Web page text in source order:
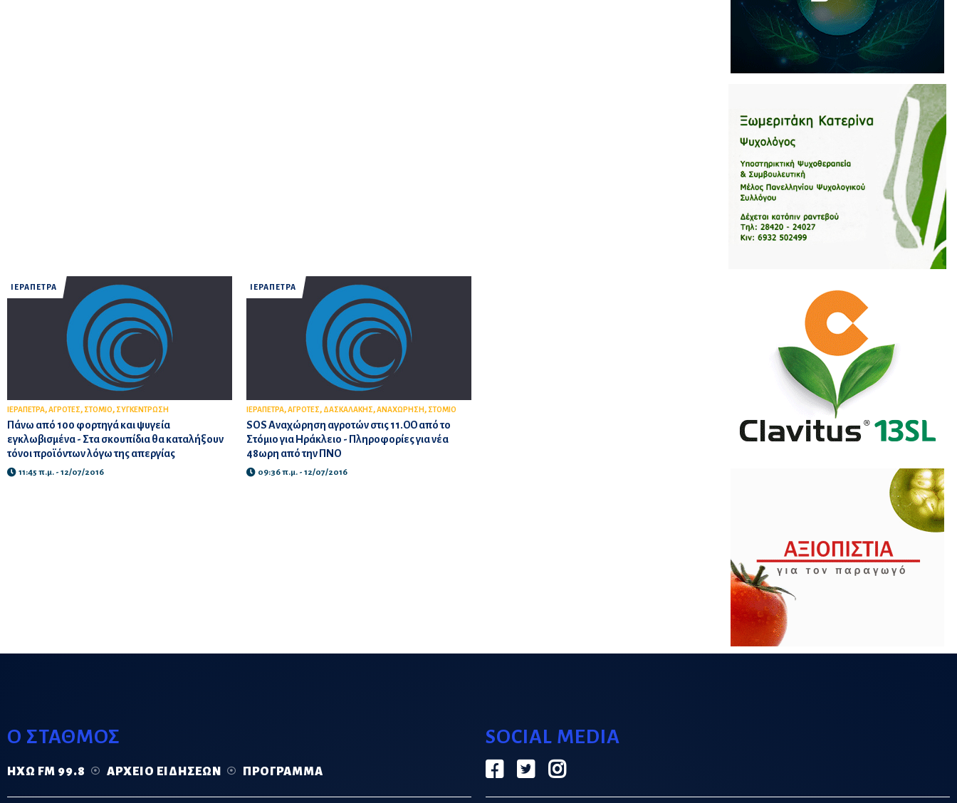
ΙΕΡΑΠΕΤΡΑ
ΙΕΡΑΠΕΤΡΑ,ΑΓΡΟΤΕΣ, ΣΤΟΜΙΟ, ΣΥΓΚΕΝΤΡΩΣΗ
Πάνω από 100 φορτηγά και ψυγεία
εγκλωβισμένα - Στα σκουπίδια θα καταλήξουν
τόνοι προϊόντων λόγω της απεργίας
11:45 π.μ. - 12/07/2016
ΙΕΡΑΠΕΤΡΑ
ΙΕΡΑΠΕΤΡΑ,ΑΓΡΟΤΕΣ, ΔΑΣΚΑΛΑΚΗΣ,ΑΝΑΧΩΡΗΣΗ, ΣΤΟΜΙΟ
SOS Αναχώρηση αγροτών στις 11.ΟΟ από το
Στόμιο για Ηράκλειο - Πληροφορίες για νέα
48ωρη από την ΠΝΟ
09:36 π.μ. - 12/07/2016
Ο ΣΤΑΘΜΟΣ
ΗΧΏ FM 99.8 ΑΡΧΕΊΟ ΕΙΔΉΣΕΩΝ ΠΡΌΓΡΑΜΜΑ
SOCIAL MEDIA